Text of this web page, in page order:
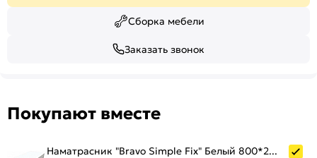
Сборка мебели
Заказать звонок
Покупают вместе
Наматрасник "Bravo Simple Fix" Белый 800*2000 (резинка по периметру)